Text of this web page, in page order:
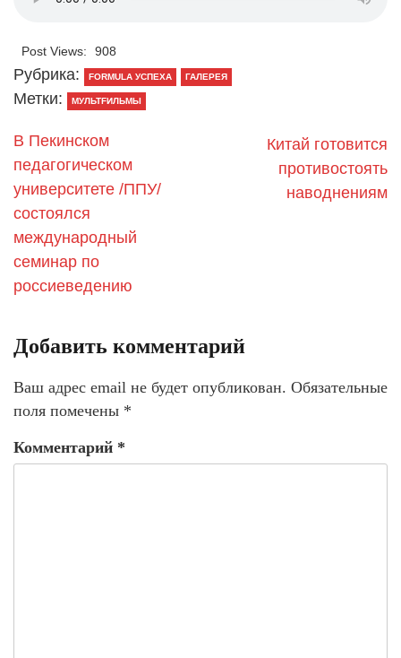
Post Views: 908
Рубрика: FORMULA УСПЕХА ГАЛЕРЕЯ
Метки: МУЛЬТFИЛЬМЫ
В Пекинском
педагогическом
университете /ППУ/
состоялся
международный
семинар по
россиеведению
Китай готовится
противостоять
наводнениям
Добавить комментарий
Ваш адрес email не будет опубликован. Обязательные
поля помечены *
Комментарий *